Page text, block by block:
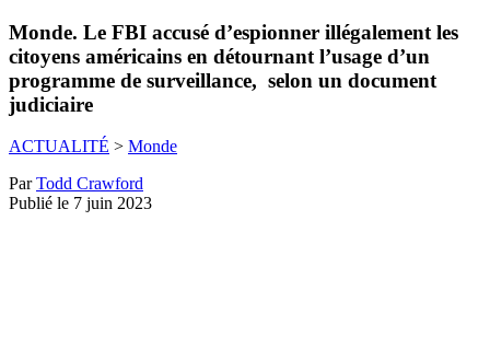
Monde. Le FBI accusé d’espionner illégalement les
citoyens américains en détournant l’usage d’un
programme de surveillance, selon un document
judiciaire
ACTUALITÉ > Monde
ParTodd Crawford
Publié le 7 juin 2023